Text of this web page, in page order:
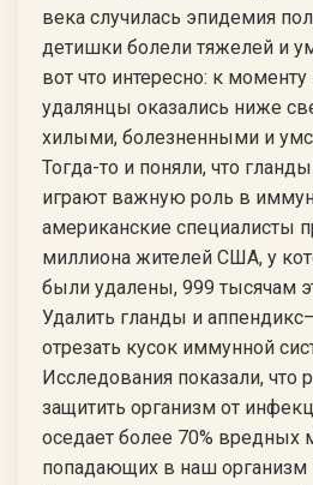
века случилась эпидемия
детишки болели тяжелей и
вот что интересно: к
удалянцы оказались ниже
хилыми, болезненными и
Тогда-то и поняли, что
играют важную роль в
американские специалисты
миллиона жителей США, у
были удалены, 999 тысячам
Удалить гланды и
отрезать кусок иммунной
Исследования показали, что
защитить организм от
оседает более 70% вредных
попадающих в наш организм